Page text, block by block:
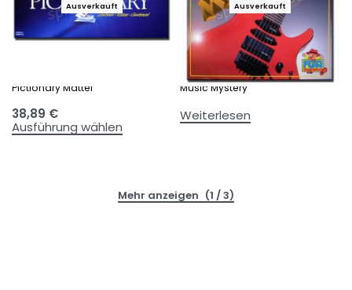
Ausverkauft
Pictionary Mattel
38,89 €
Ausführung wählen
Ausverkauft
Music Mystery
Weiterlesen
(1 / 3)